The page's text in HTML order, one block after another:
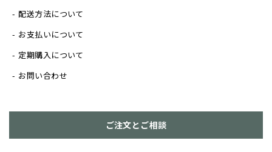
配送方法について
お支払いについて
定期購入について
お問い合わせ
ご注文とご相談